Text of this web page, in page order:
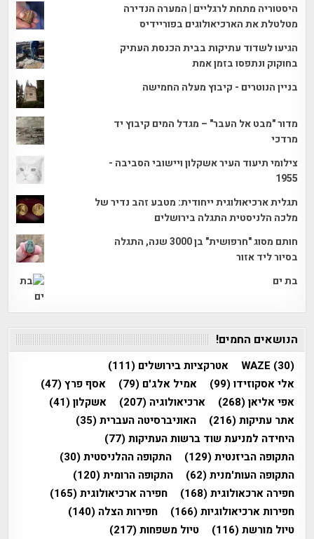
היסטוריה מתחת לרגליים | המערה הנדירה
מטלטלת את הארכיאולוגים בפוריידיס
הגיעו לשדוד עתיקות בבית הכנסת העתיק
בחוקוק ונתפסו בזמן אמת
בניין הנוטרים - קיבוץ מעלה החמישה
מדור "מבט אל העבר" – מגדל המים קיבוץ יד
מרדכי
צילומי תיעוד העיר אשקלון ויישובי הסביבה -
1955
תגלית ארכיאולוגית ייחודית: מטבע זהב נדיר של
מלכה הלניסטית התגלה בירושלים
חותם מסוג "חרפושית" בן 3000 שנה, התגלה
בסיור ליד אזור
בת ים
הנושאים החמים!
WAZE (30) אטרקציות בירושלים (111)
אלי אסקוזידו(99) אמיל אלג'ם (79) אסף פרץ(47)
אפי אליאן(268) ארכיאולוגיה (207) אשקלון(41)
אתר עתיקות(216) האוניברסיטה העברית(35)
היחידה למניעת שוד ברשות העתיקות(77)
התקופה הביזנטית(129) התקופה ההלניסטית(30)
התקופה העות'מנית(62) התקופה הרומית(120)
חפירה ארכאולוגית(168) חפירה ארכיאולוגית(165)
חפירות ארכיאולוגיות(166) חפירות הצלה (140)
טיול מורשת(116) טיול משפחות(217)